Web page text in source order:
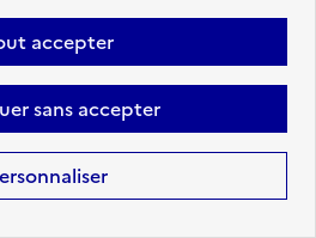
accepter
sans accepter
à la page
dès à